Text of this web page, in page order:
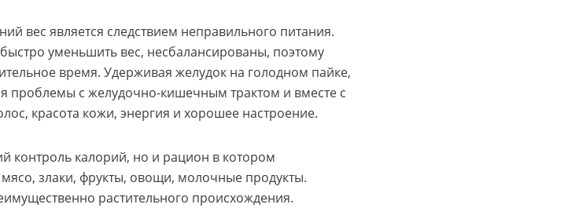
вес является следствием неправильного питания.
уменьшить вес, несбалансированы, поэтому
время. Удерживая желудок на голодном пайке,
проблемы с желудочно-кишечным трактом и вместе с
красота кожи, энергия и хорошее настроение.
контроль калорий, но и рацион в котором
злаки, фрукты, овощи, молочные продукты.
растительного происхождения.